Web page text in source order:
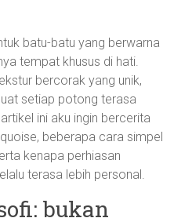
batu-batu yang berwarna
tempat khusus di hati.
bercorak yang unik,
setiap potong terasa
ini aku ingin bercerita
beberapa cara simpel
kenapa perhiasan
terasa lebih personal.
bukan